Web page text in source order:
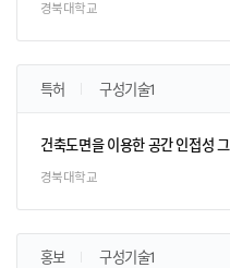
경북대학교
특허 구성기술1
건축도면을 이용한 공간 인접성
경북대학교
홍보 구성기술1